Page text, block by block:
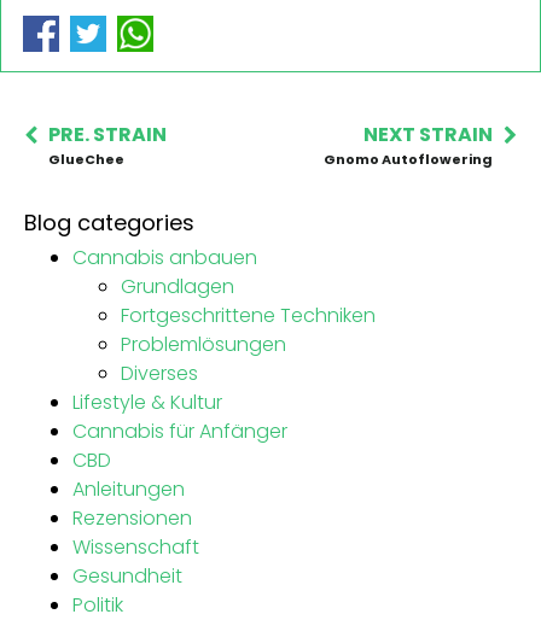
PRE. STRAIN
GlueChee
NEXT STRAIN
Gnomo Autoflowering
Blog categories
Cannabis anbauen
Grundlagen
Fortgeschrittene Techniken
Problemlösungen
Diverses
Lifestyle & Kultur
Cannabis für Anfänger
CBD
Anleitungen
Rezensionen
Wissenschaft
Gesundheit
Politik